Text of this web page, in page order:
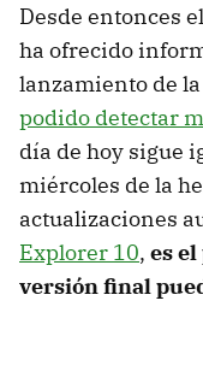
Desde entonces
ha ofrecido
lanzamiento de
podido detectar
día de hoy sigue
miércoles de la
actualizaciones
Explorer 10, es
versión final